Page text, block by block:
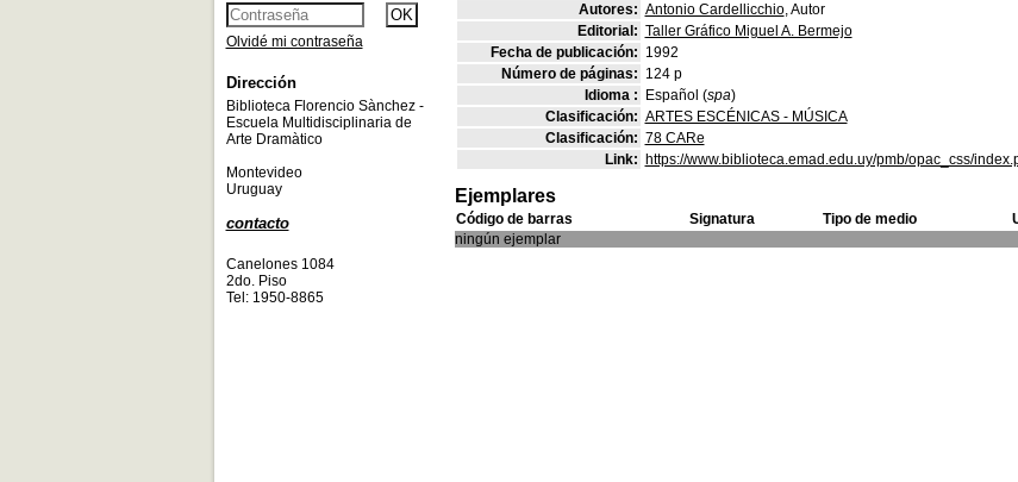
Autores: Antonio Cardellicchio, Autor
Editorial: Taller Gráfico Miguel A. Bermejo
Fecha de publicación: 1992
Número de páginas: 124 p
Idioma :
Español (spa)
Clasificación: ARTES ESCÉNICAS - MÚSICA
Clasificación: 78 CARe
Link: https://www.biblioteca.emad.edu.uy/pmb/opac_css/
Ejemplares
Código de barras Signatura Tipo de medio
ningún ejemplar
Olvidé mi contraseña
Dirección
Biblioteca Florencio Sànchez -
Escuela Multidisciplinaria de
Arte Dramàtico
Montevideo
Uruguay
contacto
Canelones 1084
2do. Piso
Tel: 1950-8865